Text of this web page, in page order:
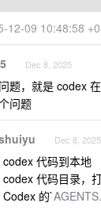
12-09 10:48:58
Dec 8, 2025
题，就是 codex
问题
Dec 8, 2025
codex 代码到本地
代码目录，
的`